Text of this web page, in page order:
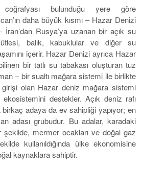
coğrafyası bulunduğu yere göre
daha büyük kısmı – Hazar Denizi
İran’dan Rusya’ya uzanan bir açık su
balık, kabuklular ve diğer su
içerir. Hazar Denizi ayrıca Hazar
bir tatlı su tabakası oluşturan tuz
– bir sualtı mağara sistemi ile birlikte
olan Hazar deniz mağara sistemi
destekler. Açık deniz rafı
birkaç adaya da ev sahipliği yapıyor; en
adası grubudur. Bu adalar, karadaki
mermer ocakları ve doğal gaz
kullanıldığında ülke ekonomisine
kaynaklara sahiptir.